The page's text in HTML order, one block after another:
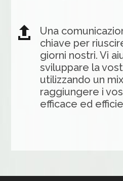

Una
chiave per
giorni nostri. Vi
sviluppare la
utilizzando un
raggiungere i
efficace ed